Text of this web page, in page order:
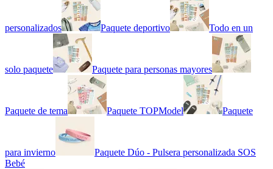
personalizados Paquete deportivo Todo en un
solo paquete Paquete para personas mayores
Paquete de tema Paquete TOPModel Paquete
para invierno
Paquete Dúo - Pulsera personalizada SOS
Bebé